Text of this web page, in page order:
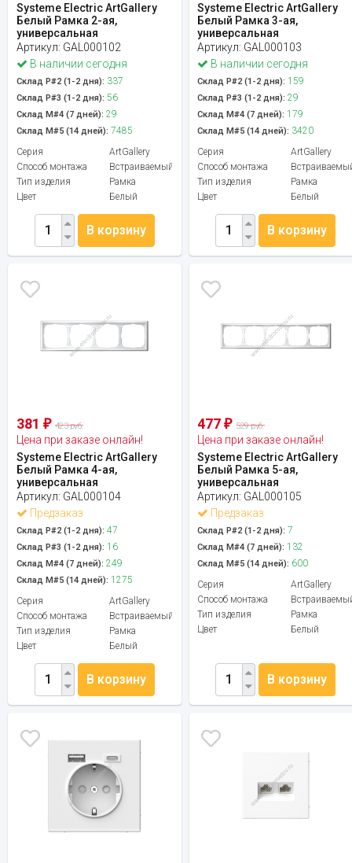
Systeme Electric ArtGallery
Белый Рамка 2-ая,
универсальная
Артикул: GAL000102
В наличии сегодня
Склад Р#2 (1-2 дня): 337
Склад Р#3 (1-2 дня): 56
Склад М#4 (7 дней): 29
Склад М#5 (14 дней): 7485
Серия
ArtGallery
Способ монтажа
Встраиваемый
Тип изделия
Рамка
Цвет
Белый
В корзину
Systeme Electric ArtGallery
Белый Рамка 3-ая,
универсальная
Артикул: GAL000103
В наличии сегодня
Склад Р#2 (1-2 дня): 159
Склад Р#3 (1-2 дня): 29
Склад М#4 (7 дней): 179
Склад М#5 (14 дней): 3420
Серия
ArtGallery
Способ монтажа
Тип изделия
Рамка
Цвет
Белый
В корзину
381 ₽ 423 руб.
Цена при заказе онлайн!
Systeme Electric ArtGallery
Белый Рамка 4-ая,
универсальная
Артикул: GAL000104
Предзаказ
Склад Р#2 (1-2 дня): 47
Склад Р#3 (1-2 дня): 16
Склад М#4 (7 дней): 249
Склад М#5 (14 дней): 1275
Серия
ArtGallery
Способ монтажа
Встраиваемый
Тип изделия
Рамка
Цвет
Белый
В корзину
477₽ 529 руб.
Цена при заказе онлайн!
Systeme Electric ArtGallery
Белый Рамка 5-ая,
универсальная
Артикул: GAL000105
Предзаказ
Склад Р#2 (1-2 дня): 7
Склад М#4 (7 дней): 132
Склад М#5 (14 дней): 600
Серия
ArtGallery
Способ монтажа
Тип изделия
Рамка
Цвет
Белый
В корзину